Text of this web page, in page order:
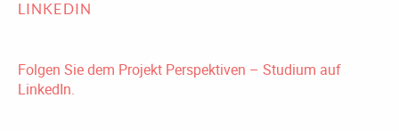
LINKEDIN
Folgen Sie dem Projekt Perspektiven – Studium auf
LinkedIn.